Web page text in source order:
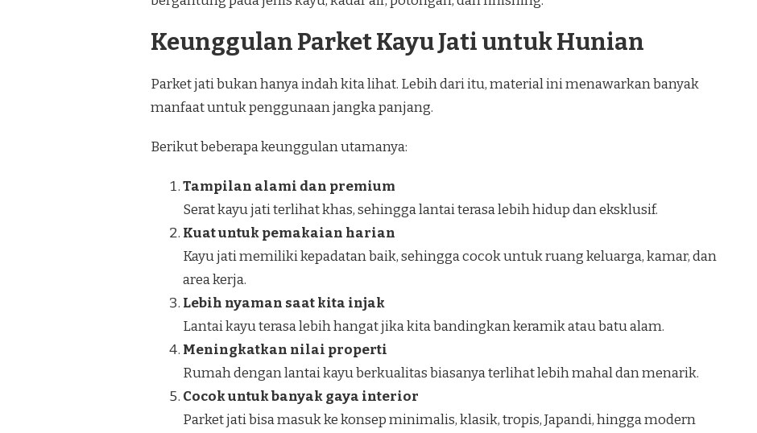
Keunggulan Parket Kayu Jati untuk Hunian
Parket jati bukan hanya indah kita lihat. Lebih dari itu, material ini menawarkan banyak
manfaat untuk penggunaan jangka panjang.
Berikut beberapa keunggulan utamanya:
Tampilan alami dan premium
Serat kayu jati terlihat khas, sehingga lantai terasa lebih hidup dan eksklusif.
Kuat untuk pemakaian harian
Kayu jati memiliki kepadatan baik, sehingga cocok untuk ruang keluarga, kamar, dan
area kerja.
Lebih nyaman saat kita injak
Lantai kayu terasa lebih hangat jika kita bandingkan keramik atau batu alam.
Meningkatkan nilai properti
Rumah dengan lantai kayu berkualitas biasanya terlihat lebih mahal dan menarik.
Cocok untuk banyak gaya interior
Parket jati bisa masuk ke konsep minimalis, klasik, tropis, Japandi, hingga modern